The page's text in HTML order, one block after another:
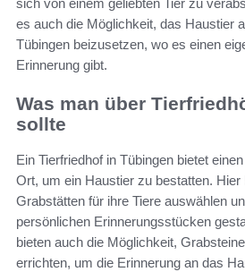
es auch die Möglichkeit, das Haustier
Tübingen beizusetzen, wo es einen
Erinnerung gibt.
Was man über
sollte
Ein Tierfriedhof in Tübingen bietet
Ort, um ein Haustier zu bestatten. Hier
Grabstätten für ihre Tiere auswählen
persönlichen Erinnerungsstücken
bieten auch die Möglichkeit,
errichten, um die Erinnerung an das